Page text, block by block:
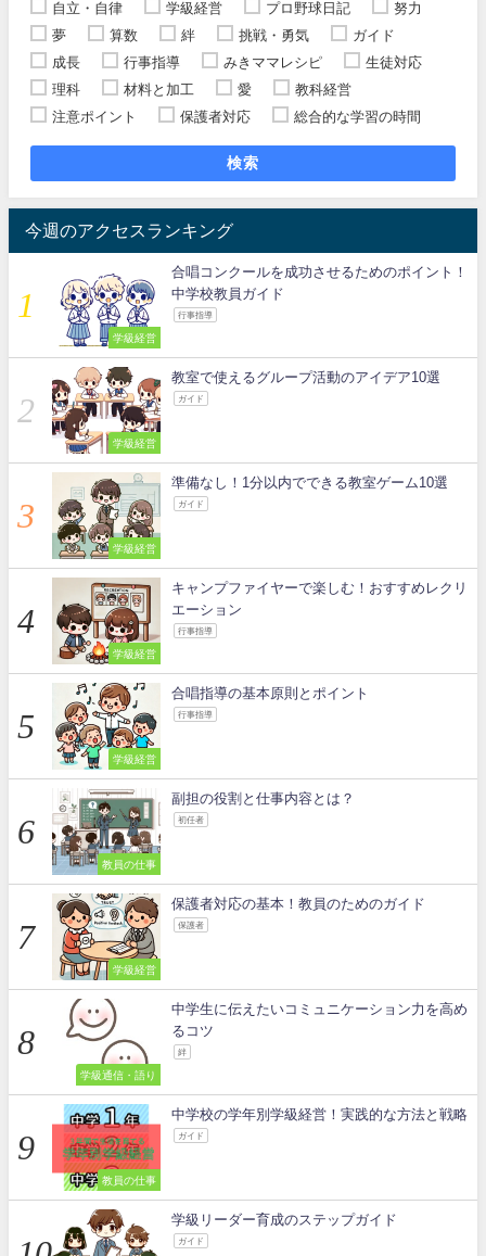
自立・自律 学級経営 プロ野球日記
努力
夢
算数 絆 挑戦・勇気
ガイド
成長
行事指導 みきママレシピ
生徒対応
理科
材料と加工 愛
教科経営
注意ポイント
保護者対応 総合的な学習の時間
検索
今週のアクセスランキング
学級経営
合唱コンクールを成功させるためのポイント！
中学校教員ガイド
行事指導
学級経営
教室で使えるグループ活動のアイデア10選
ガイド
学級経営
準備なし！1分以内でできる教室ゲーム10選
ガイド
学級経営
キャンプファイヤーで楽しむ！おすすめレクリ
エーション
行事指導
学級経営
合唱指導の基本原則とポイント
行事指導
教員の仕事
副担の役割と仕事内容とは？
初任者
学級経営
保護者対応の基本！教員のためのガイド
保護者
学級通信・語り
中学生に伝えたいコミュニケーション力を高め
るコツ
絆
教員の仕事
中学校の学年別学級経営！実践的な方法と戦略
ガイド
学級リーダー育成のステップガイド
ガイド